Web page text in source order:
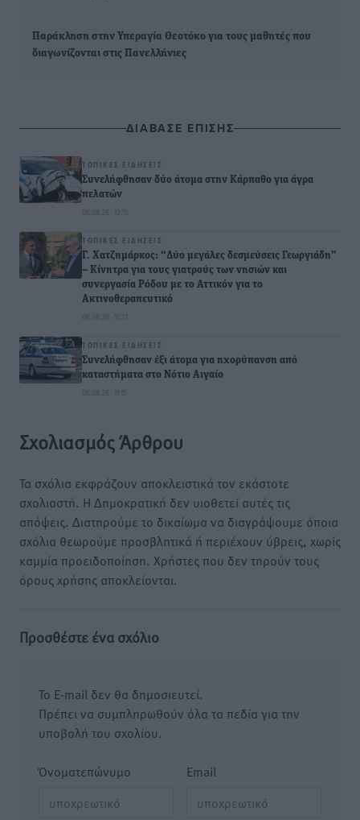
Παράκληση στην Υπεραγία Θεοτόκο για τους μαθητές που
διαγωνίζονται στις Πανελλήνιες
ΔΙΑΒΑΣΕ ΕΠΙΣΗΣ
ΤΟΠΙΚΈΣ ΕΙΔΉΣΕΙΣ
Συνελήφθησαν δύο άτομα στην Κάρπαθο για άγρα
πελατών
08.08.26 · 12:15
ΤΟΠΙΚΈΣ ΕΙΔΉΣΕΙΣ
Γ. Χατζημάρκος: “Δύο μεγάλες δεσμεύσεις Γεωργιάδη”
– Κίνητρα για τους γιατρούς των νησιών και
συνεργασία Ρόδου με το Αττικόν για το
Ακτινοθεραπευτικό
08.08.26 · 11:27
ΤΟΠΙΚΈΣ ΕΙΔΉΣΕΙΣ
Συνελήφθησαν έξι άτομα για ηχορύπανση από
καταστήματα στο Νότιο Αιγαίο
08.08.26 · 11:15
Σχολιασμός Άρθρου
Τα σχόλια εκφράζουν αποκλειστικά τον εκάστοτε
σχολιαστή. Η Δημοκρατική δεν υιοθετεί αυτές τις
απόψεις. Διατηρούμε το δικαίωμα να διαγράψουμε όποια
σχόλια θεωρούμε προσβλητικά ή περιέχουν ύβρεις, χωρίς
καμμία προειδοποίηση. Χρήστες που δεν τηρούν τους
όρους χρήσης αποκλείονται.
Προσθέστε ένα σχόλιο
Το E-mail δεν θα δημοσιευτεί.
Πρέπει να συμπληρωθούν όλα τα πεδία για την
υποβολή του σχολίου.
Όνοματεπώνυμο Email